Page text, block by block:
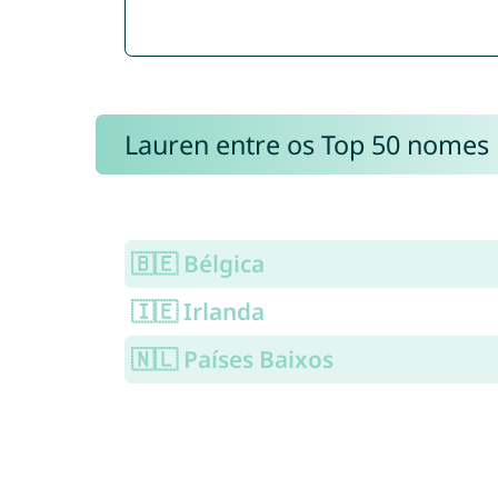
Lauren entre os Top 50 nomes
🇧🇪 Bélgica
🇮🇪 Irlanda
🇳🇱 Países Baixos